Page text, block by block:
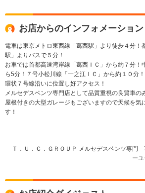
PTS DSRC LED-H/L
ハンズフリ-A AMGエ
ステアリング 9AT 純
正ドラレコ
エアバランス
ドルS 9AT キ-レ
お店からのインフォメーション
電車は東京メトロ東西線「葛西駅」より徒歩４分！
駅」よりバスで５分！
お車では首都高速湾岸線「葛西ＩＣ」から約７分！
ら5分！７号小松川線「一之江ＩＣ」から約１０分！
環状７号線沿いに位置し好アクセス！
メルセデスベンツ専門店として品質重視の良質車の
屋根付きの大型ガレージもございますので天候を気
す！
Ｔ．Ｕ．Ｃ．ＧＲＯＵＰ メルセデスベンツ専門
ー